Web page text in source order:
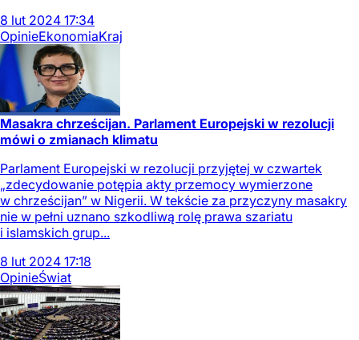
8 lut 2024 17:34
OpinieEkonomiaKraj
Masakra chrześcijan. Parlament Europejski w rezolucji
mówi o zmianach klimatu
Parlament Europejski w rezolucji przyjętej w czwartek
„zdecydowanie potępia akty przemocy wymierzone
w chrześcijan” w Nigerii. W tekście za przyczyny masakry
nie w pełni uznano szkodliwą rolę prawa szariatu
i islamskich grup...
8 lut 2024 17:18
OpinieŚwiat